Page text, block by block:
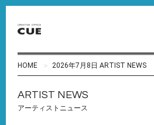
HOME 2026年7月8日 ARTIST NEWS
ARTIST NEWS
アーティストニュース